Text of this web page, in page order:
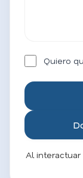
Quiero
Al